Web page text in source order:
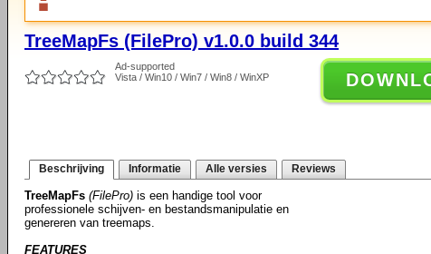
TreeMapFs (FilePro) v1.0.0 build 344
Ad-supported
Vista / Win10 / Win7 / Win8 / WinXP
Beschrijving Informatie Alle versies Reviews
TreeMapFs (FilePro) is een handige tool voor
professionele schijven- en bestandsmanipulatie en
genereren van treemaps.
FEATURES